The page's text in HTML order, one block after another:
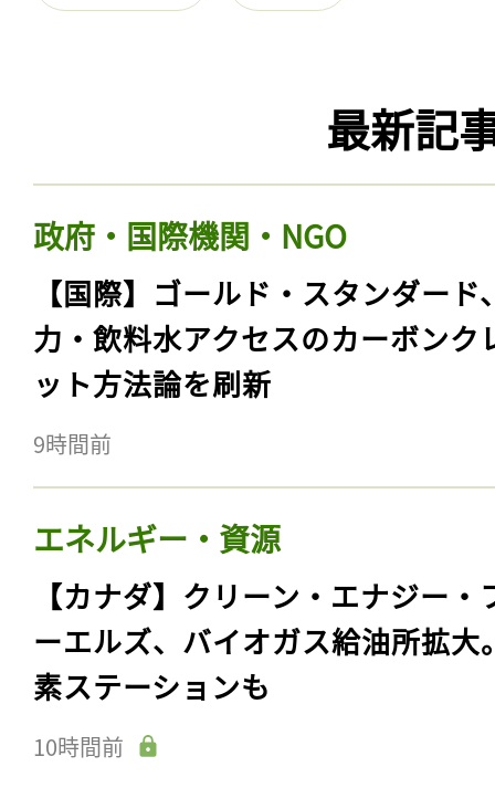
最新記
政府・国際機関・NGO
【国際】ゴールド・スタンダード
力・飲料水アクセスのカーボンク
ット方法論を刷新
9時間前
エネルギー・資源
【カナダ】クリーン・エナジー・
ーエルズ、バイオガス給油所拡大
素ステーションも
10時間前